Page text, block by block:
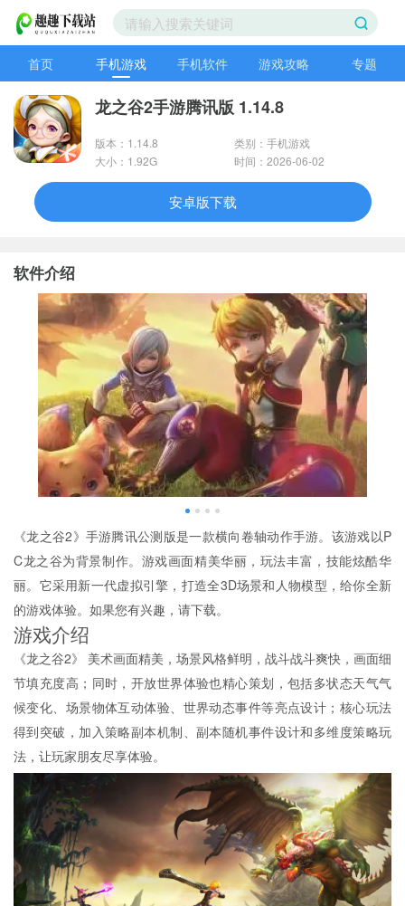
首页 手机游戏 手机软件 游戏攻略 专题
龙之谷2手游腾讯版 1.14.8
版本：1.14.8
类别：手机游戏
大小：1.92G
时间：2026-06-02
安卓版下载
软件介绍
《龙之谷2》手游腾讯公测版是一款横向卷轴动作手游。该游戏以P
C龙之谷为背景制作。游戏画面精美华丽，玩法丰富，技能炫酷华
丽。它采用新一代虚拟引擎，打造全3D场景和人物模型，给你全新
的游戏体验。如果您有兴趣，请下载。
游戏介绍
《龙之谷2》 美术画面精美，场景风格鲜明，战斗战斗爽快，画面细
节填充度高；同时，开放世界体验也精心策划，包括多状态天气气
候变化、场景物体互动体验、世界动态事件等亮点设计；核心玩法
得到突破，加入策略副本机制、副本随机事件设计和多维度策略玩
法，让玩家朋友尽享体验。